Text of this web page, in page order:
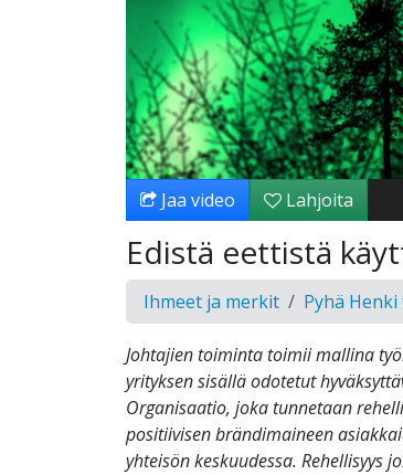
Jaa video Lahjoita
Edistä eettistä
Ihmeet ja merkit Pyhä
Johtajien toiminta toimii mallina
yrityksen sisällä odotetut
Organisaatio, joka tunnetaan
positiivisen brändimaineen
yhteisön keskuudessa. Rehellisyys